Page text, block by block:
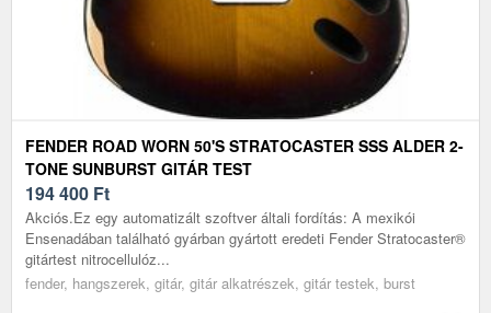
FENDER ROAD WORN 50'S STRATOCASTER SSS ALDER 2-
TONE SUNBURST GITÁR TEST
194 400 Ft
Akciós.Ez egy automatizált szoftver általi fordítás: A mexikói
Ensenadában található gyárban gyártott eredeti Fender Stratocaster®
gitártest nitrocellulóz...
fender, hangszerek, gitár, gitár alkatrészek, gitár testek, burst